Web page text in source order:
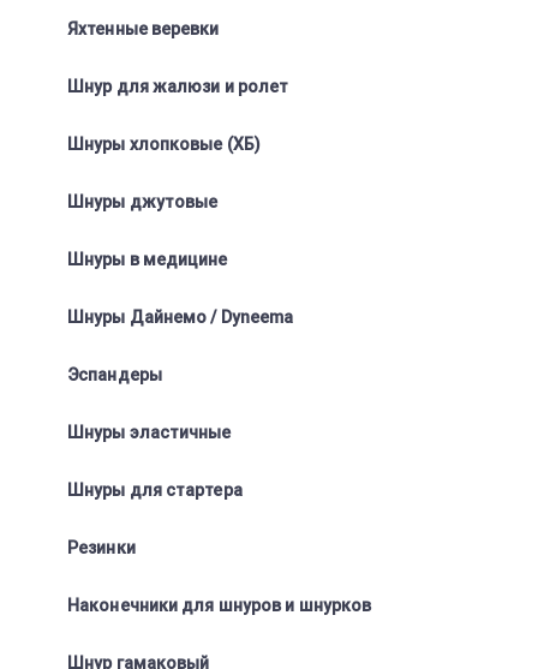
Яхтенные веревки
Шнур для жалюзи и ролет
Шнуры хлопковые (ХБ)
Шнуры джутовые
Шнуры в медицине
Шнуры Дайнемо / Dyneema
Эспандеры
Шнуры эластичные
Шнуры для стартера
Резинки
Наконечники для шнуров и шнурков
Шнур гамаковый